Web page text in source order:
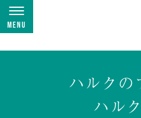
Menu
ハルクの
ハル